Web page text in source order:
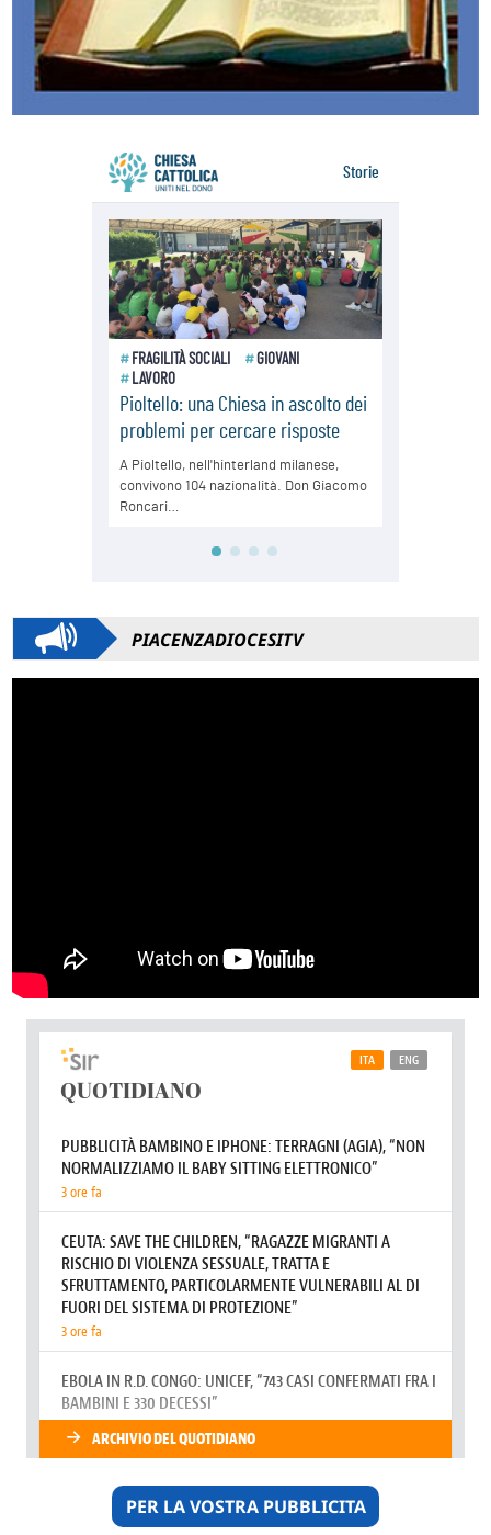
PIACENZADIOCESITV
PER LA VOSTRA PUBBLICITA